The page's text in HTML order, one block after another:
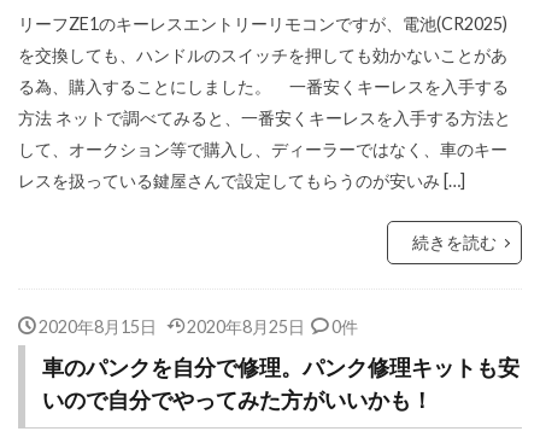
リーフZE1のキーレスエントリーリモコンですが、電池(CR2025)
を交換しても、ハンドルのスイッチを押しても効かないことがあ
る為、購入することにしました。 一番安くキーレスを入手する
方法 ネットで調べてみると、一番安くキーレスを入手する方法と
して、オークション等で購入し、ディーラーではなく、車のキー
レスを扱っている鍵屋さんで設定してもらうのが安いみ […]
続きを読む
2020年8月15日 2020年8月25日 0件
車のパンクを自分で修理。パンク修理キットも安
いので自分でやってみた方がいいかも！